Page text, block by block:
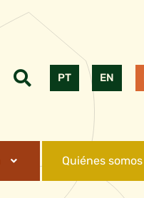
PT EN
Quiénes somos